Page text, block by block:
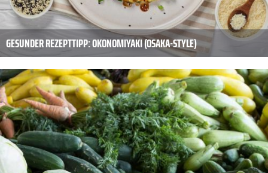
GESUNDER REZEPTTIPP: OKONOMIYAKI (OSAKA-STYLE)